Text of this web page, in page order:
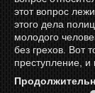
этот вопрос
этого дела
молодого
без грехов. Вот
преступление,